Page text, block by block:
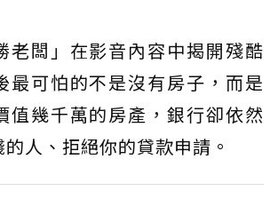
老闆」在影音內容中揭開殘酷
最可怕的不是沒有房子，而是
值幾千萬的房產，銀行卻依然
人、拒絕你的貸款申請。